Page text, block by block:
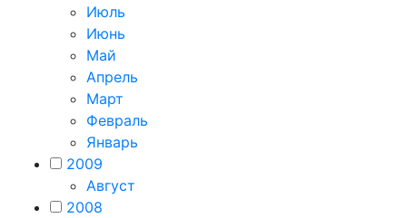
Июль
Июнь
Май
Апрель
Март
Февраль
Январь
2009
Август
2008